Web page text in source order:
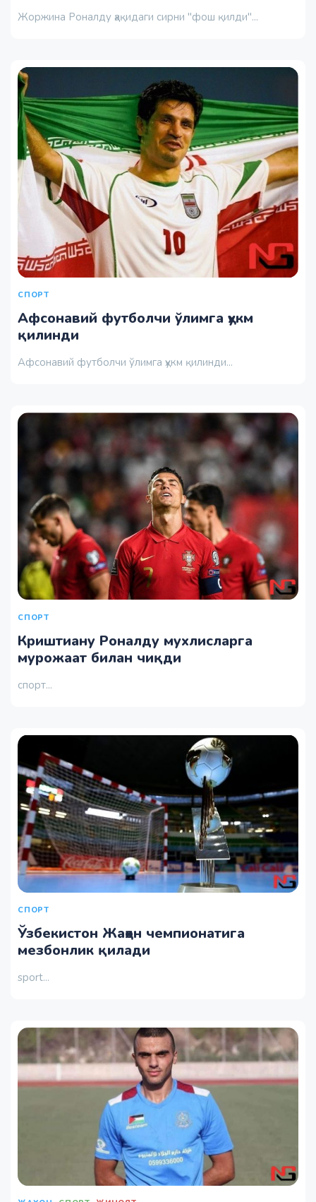
Жоржина Роналду ҳақидаги сирни "фош қилди"...
СПОРТ
Афсонавий футболчи ўлимга ҳукм
қилинди
Афсонавий футболчи ўлимга ҳукм қилинди...
СПОРТ
Криштиану Роналду мухлисларга
мурожаат билан чиқди
спорт...
СПОРТ
Ўзбекистон Жаҳон чемпионатига
мезбонлик қилади
sport...